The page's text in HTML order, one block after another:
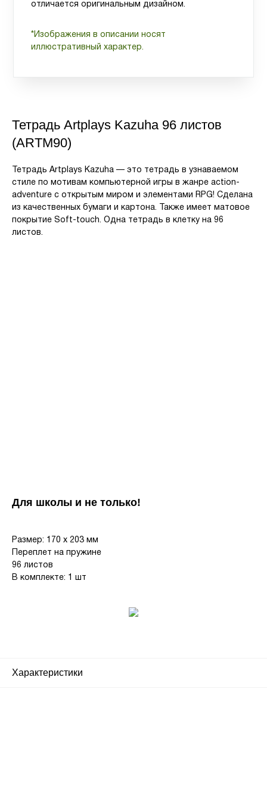
отличается оригинальным дизайном.
*Изображения в описании носят
иллюстративный характер.
Тетрадь Artplays Kazuha 96 листов
(ARTM90)
Тетрадь Artplays Kazuha — это тетрадь в узнаваемом
стиле по мотивам компьютерной игры в жанре action-
adventure с открытым миром и элементами RPG! Сделана
из качественных бумаги и картона. Также имеет матовое
покрытие Soft-touch. Одна тетрадь в клетку на 96
листов.
Для школы и не только!
Размер: 170 х 203 мм
Переплет на пружине
96 листов
В комплекте: 1 шт
Характеристики